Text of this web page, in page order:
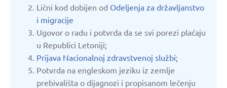
Lični kod dobijen od Odeljenja za državljanstvo
i migracije
Ugovor o radu i potvrda da se svi porezi plaćaju
u Republici Letoniji;
Prijava Nacionalnoj zdravstvenoj službi;
Potvrda na engleskom jeziku iz zemlje
prebivališta o dijagnozi i propisanom lečenju
Kazahstan
Kirgistan
Letonija